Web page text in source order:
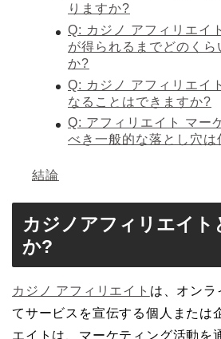
りますか?
Q: カジノ アフィリエイ
が得られるまでどのく
か?
Q: カジノ アフィリエイ
なることはできますか?
Q: アフィリエイト マー
べき一般的な落とし穴は
結論
カジノアフィリエイト
か?
カジノ アフィリエイト は、オンラ
てサービスを宣伝する個人または
エイトは、マーケティング活動を